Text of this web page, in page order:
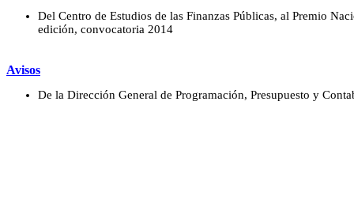
Del Centro de Estudios de las Finanzas Públicas, al Premio
edición, convocatoria 2014
Avisos
De la Dirección General de Programación, Presupuesto y